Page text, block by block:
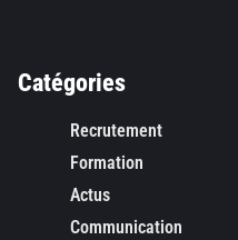
Catégories
Recrutement
Formation
Actus
Communication